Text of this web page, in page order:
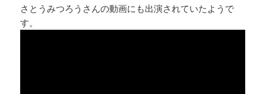
さとうみつろうさんの動画にも出演されていたようで
す。